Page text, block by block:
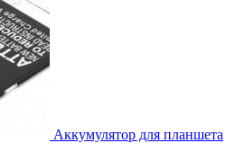
Аккумулятор для планшета